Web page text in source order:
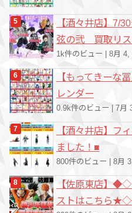
【酒々井店】7/
弦の弐 買取リス
1k件のビュー 8月 4,
【もってきーな
レンダー
0.9k件のビュー | 7月
【酒々井店】フ
ました！■
800件のビュー 8月
【佐原東店】
ストはこちら